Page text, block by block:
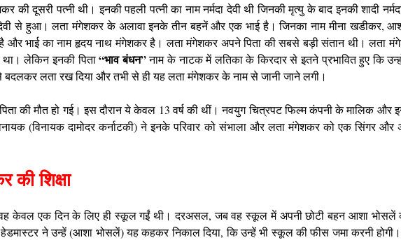
की दूसरी पत्नी थी। इनकी पहली पत्नी का नाम नर्मदा देवी थी जिनकी मृत्यु के बाद इनकी शादी
से हुआ। लता मंगेशकर के अलावा इनके तीन बहनें और एक भाई है। जिनका नाम मीना खडीकर,
और भाई का नाम हृदय नाथ मंगेशकर है। लता मंगेशकर अपने पिता की सबसे बड़ी संतान थी। लता
था। लेकिन इनकी पिता“भाव बंधन”नाम के नाटक में लतिका के किरदार से इतने प्रभावित हुए कि
बदलकर लता रख दिया और तभी से ही यह लता मंगेशकर के नाम से जानी जाने लगी।
की मौत हो गई। इस दौरान ये केवल 13 वर्ष की थीं। नवयुग चित्रपट फिल्‍म कंपनी के मालिक और
(विनायक दामोदर कर्नाटकी) ने इनके परिवार को संभाला और लता मंगेशकर को एक सिंगर और
शिक्षा
केवल एक दिन के लिए ही स्कूल गईं थी। दरअसल, जब वह स्कूल में अपनी छोटी बहन आशा भोसलें
ने उन्हें (आशा भोसलें) यह कहकर निकाल दिया, कि उन्हें भी स्कूल की फीस जमा करनी